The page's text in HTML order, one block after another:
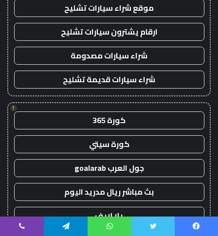
موقع شراء سيارات تشليح
ارقام يشترون سيارات تشليح
شراء سيارات مصدومة
شراء سيارات قديمة تشليح
!
كورة 365
كورة سيتي
جول العرب goalarab
بث مباشر ريال مدريد اليوم
يلا لايف